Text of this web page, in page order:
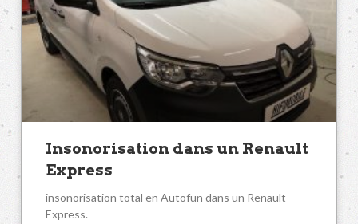
Insonorisation dans un Renault
Express
insonorisation total en Autofun dans un Renault
Express.